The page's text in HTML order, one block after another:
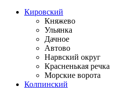
Кировский
Княжево
Ульянка
Дачное
Автово
Нарвский округ
Красненькая речка
Морские ворота
Колпинский